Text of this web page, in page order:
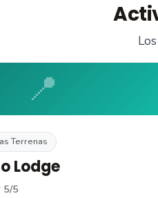
📍
Terrenas
Lodge
5/5